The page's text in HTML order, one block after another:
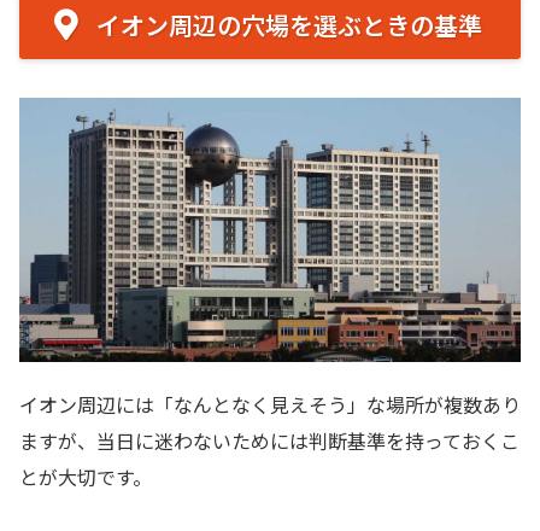
イオン周辺の穴場を選ぶときの基準
イオン周辺には「なんとなく見えそう」な場所が複数あり
ますが、当日に迷わないためには判断基準を持っておくこ
とが大切です。